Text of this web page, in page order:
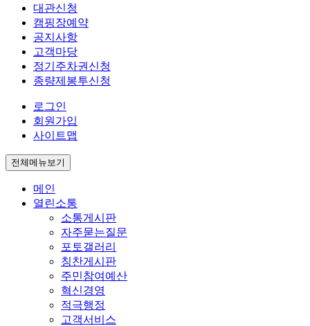
대관신청
캠핑장예약
공지사항
고객마당
정기주차권신청
종량제봉투신청
로그인
회원가입
사이트맵
전체메뉴보기
메인
열린소통
소통게시판
자주묻는질문
포토갤러리
칭찬게시판
주민참여예산
혁신경영
적극행정
고객서비스